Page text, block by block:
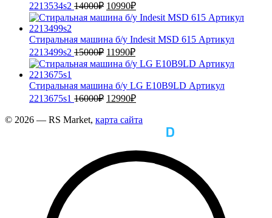
2213534s2 14000₽ 10990₽
Стиральная машина б/у Indesit MSD 615 Артикул
2213499s2 15000₽ 11990₽
Стиральная машина б/у LG E10B9LD Артикул
2213675s1 16000₽ 12990₽
© 2026 — RS Market, карта сайта